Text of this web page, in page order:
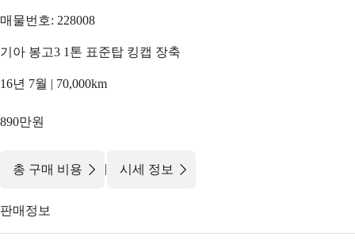
매물번호: 228008
기아 봉고3 1톤 표준탑 킹캡 장축
16년 7월 | 70,000km
890만원
총 구매 비용 | 시세 정보
판매정보